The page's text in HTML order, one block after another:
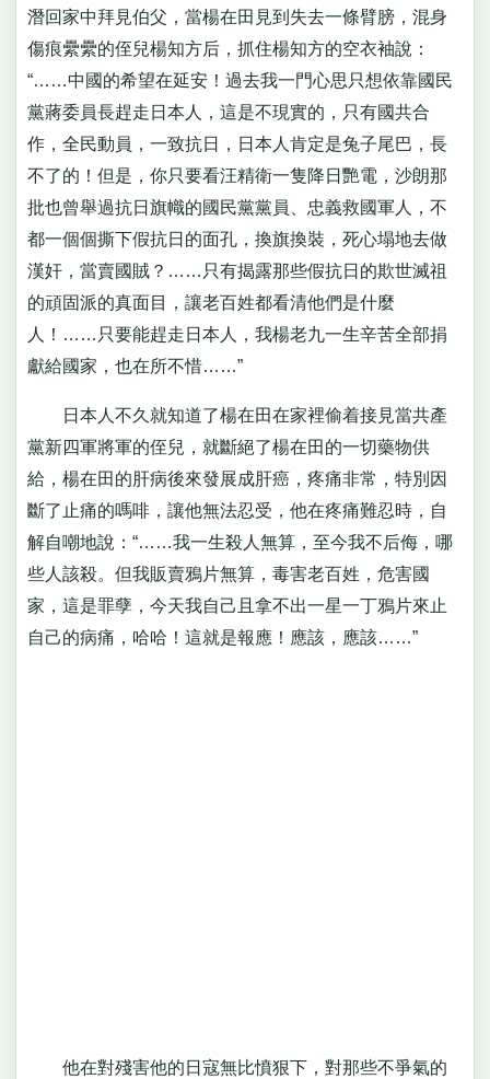
潛回家中拜見伯父，當楊在田見到失去一條臂膀，混身
傷痕纍纍的侄兒楊知方后，抓住楊知方的空衣袖說：
“……中國的希望在延安！過去我一門心思只想依靠國民
黨蔣委員長趕走日本人，這是不現實的，只有國共合
作，全民動員，一致抗日，日本人肯定是兔子尾巴，長
不了的！但是，你只要看汪精衛一隻降日艷電，沙朗那
批也曾舉過抗日旗幟的國民黨黨員、忠義救國軍人，不
都一個個撕下假抗日的面孔，換旗換裝，死心塌地去做
漢奸，當賣國賊？……只有揭露那些假抗日的欺世滅祖
的頑固派的真面目，讓老百姓都看清他們是什麼
人！……只要能趕走日本人，我楊老九一生辛苦全部捐
獻給國家，也在所不惜……”
日本人不久就知道了楊在田在家裡偷着接見當共產
黨新四軍將軍的侄兒，就斷絕了楊在田的一切藥物供
給，楊在田的肝病後來發展成肝癌，疼痛非常，特別因
斷了止痛的嗎啡，讓他無法忍受，他在疼痛難忍時，自
解自嘲地說：“……我一生殺人無算，至今我不后侮，哪
些人該殺。但我販賣鴉片無算，毒害老百姓，危害國
家，這是罪孽，今天我自己且拿不出一星一丁鴉片來止
自己的病痛，哈哈！這就是報應！應該，應該……”
他在對殘害他的日寇無比憤狠下，對那些不爭氣的